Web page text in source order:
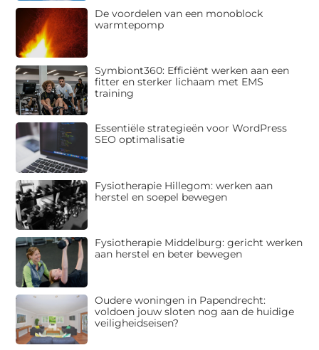
De voordelen van een monoblock
warmtepomp
Symbiont360: Efficiënt werken aan een
fitter en sterker lichaam met EMS
training
Essentiële strategieën voor WordPress
SEO optimalisatie
Fysiotherapie Hillegom: werken aan
herstel en soepel bewegen
Fysiotherapie Middelburg: gericht werken
aan herstel en beter bewegen
Oudere woningen in Papendrecht:
voldoen jouw sloten nog aan de huidige
veiligheidseisen?